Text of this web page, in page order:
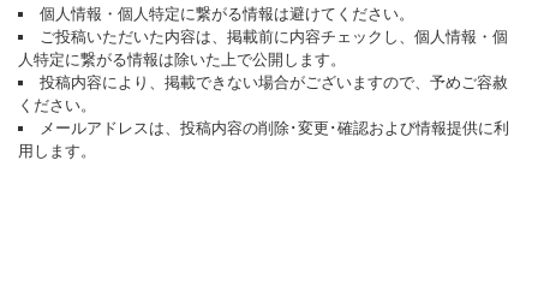
個人情報・個人特定に繋がる情報は避けてください。
ご投稿いただいた内容は、掲載前に内容チェックし、個人情報・個
人特定に繋がる情報は除いた上で公開します。
投稿内容により、掲載できない場合がございますので、予めご容赦
ください。
メールアドレスは、投稿内容の削除･変更･確認および情報提供に利
用します。